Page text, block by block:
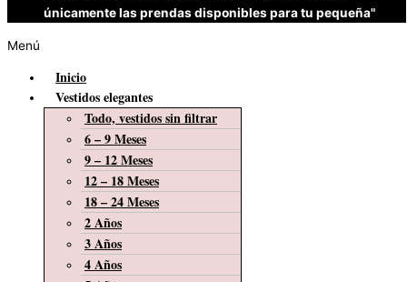
únicamente las prendas disponibles para tu pequeña"
Menú
Inicio
Vestidos elegantes
Todo, vestidos sin filtrar
6 – 9 Meses
9 – 12 Meses
12 – 18 Meses
18 – 24 Meses
2 Años
3 Años
4 Años